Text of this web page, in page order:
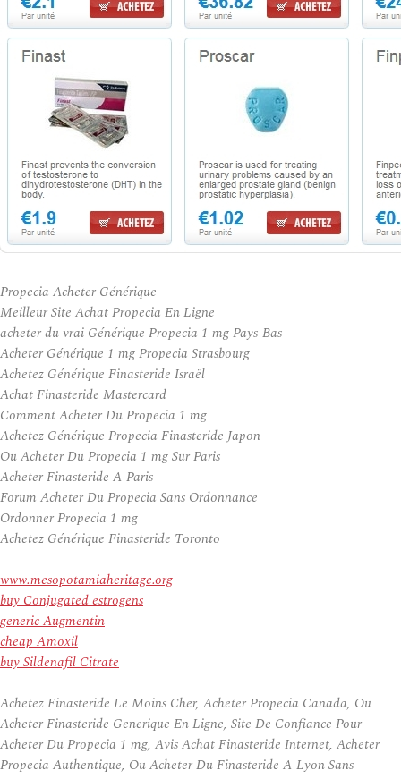
Propecia Acheter Générique
Meilleur Site Achat Propecia En Ligne
acheter du vrai Générique Propecia 1 mg Pays-Bas
Acheter Générique 1 mg Propecia Strasbourg
Achetez Générique Finasteride Israël
Achat Finasteride Mastercard
Comment Acheter Du Propecia 1 mg
Achetez Générique Propecia Finasteride Japon
Ou Acheter Du Propecia 1 mg Sur Paris
Acheter Finasteride A Paris
Forum Acheter Du Propecia Sans Ordonnance
Ordonner Propecia 1 mg
Achetez Générique Finasteride Toronto
www.mesopotamiaheritage.org
buy Conjugated estrogens
generic Augmentin
cheap Amoxil
buy Sildenafil Citrate
Achetez Finasteride Le Moins Cher, Acheter Propecia Canada, Ou
Acheter Finasteride Generique En Ligne, Site De Confiance Pour
Acheter Du Propecia 1 mg, Avis Achat Finasteride Internet, Acheter
Propecia Authentique, Ou Acheter Du Finasteride A Lyon Sans